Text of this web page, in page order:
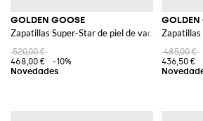
GOLDEN GOOSE
Zapatillas Super-Star de piel de vacuno con
520,00 €
468,00 €
-10%
GOLDEN
Zapatillas
485,00 €
436,50 €